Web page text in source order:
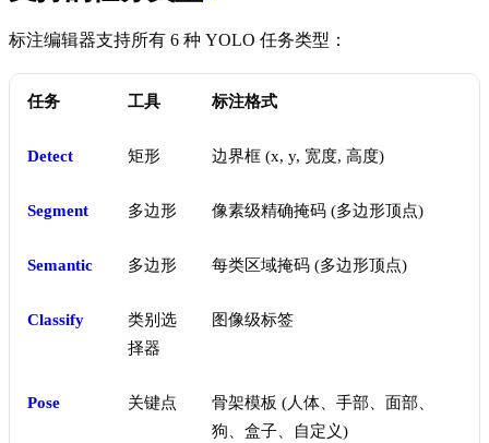
标注编辑器支持所有 6 种 YOLO 任务类型：
任务 工具 标注格式
Detect 矩形 边界框 (x, y, 宽度, 高度)
Segment 多边形 像素级精确掩码 (多边形顶点)
Semantic 多边形 每类区域掩码 (多边形顶点)
Classify
类别选
择器
图像级标签
Pose 关键点
骨架模板 (人体、手部、面部、
狗、盒子、自定义)